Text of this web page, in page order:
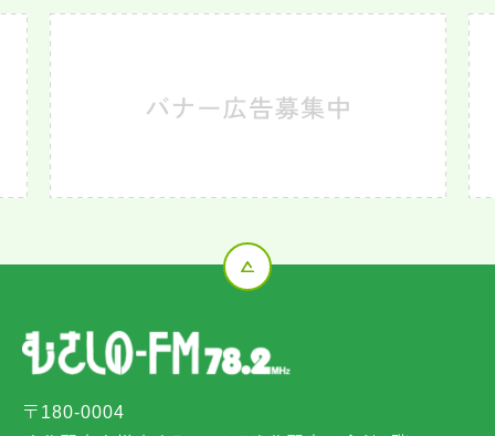
〒180-0004